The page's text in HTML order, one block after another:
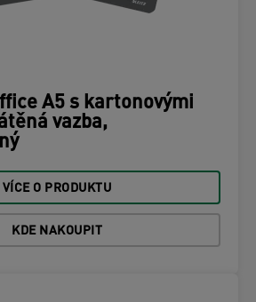
A5 s kartonovými
vazba,
VÍCE O PRODUKTU
KDE NAKOUPIT